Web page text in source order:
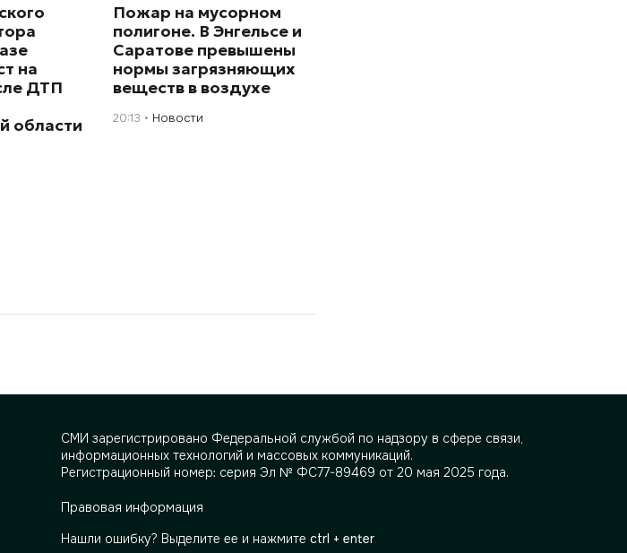
на
ДТП
области
Пожар на мусорном
полигоне. В Энгельсе и
Саратове превышены
нормы загрязняющих
веществ в воздухе
20:13 Новости
СМИ зарегистрировано Федеральной службой по надзору в сфере связи,
информационных технологий и массовых коммуникаций.
Регистрационный номер: серия Эл № ФС77-89469 от 20 мая 2025 года.
Правовая информация
Нашли ошибку? Выделите ее и нажмите ctrl + enter